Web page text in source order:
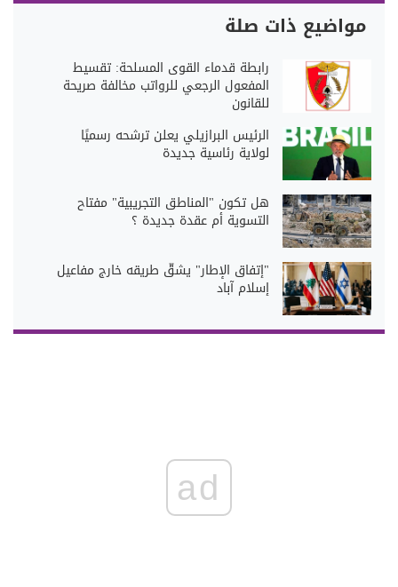
مواضيع ذات صلة
رابطة قدماء القوى المسلحة: تقسيط
المفعول الرجعي للرواتب مخالفة صريحة
للقانون
الرئيس البرازيلي يعلن ترشحه رسميًا
لولاية رئاسية جديدة
هل تكون "المناطق التجريبية" مفتاح
التسوية أم عقدة جديدة ؟
"إتفاق الإطار" يشقُّ طريقه خارج مفاعيل
إسلام آباد
ad